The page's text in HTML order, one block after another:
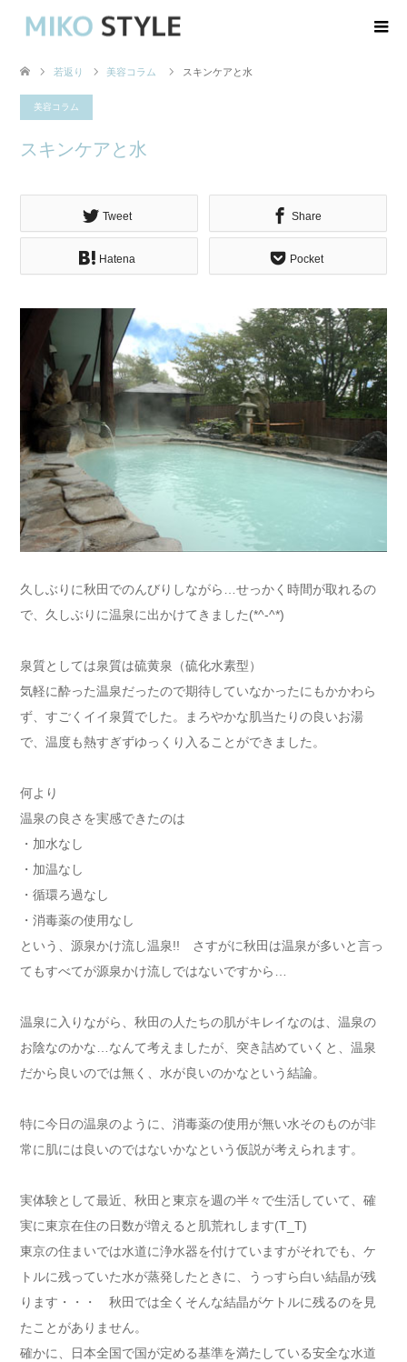
若返り 美容コラム スキンケアと水
美容コラム
スキンケアと水
Tweet Share
Hatena Pocket
久しぶりに秋田でのんびりしながら…せっかく時間が取れるの
で、久しぶりに温泉に出かけてきました(*^-^*)
泉質としては泉質は硫黄泉（硫化水素型）
気軽に酔った温泉だったので期待していなかったにもかかわら
ず、すごくイイ泉質でした。まろやかな肌当たりの良いお湯
で、温度も熱すぎずゆっくり入ることができました。
何より
温泉の良さを実感できたのは
・加水なし
・加温なし
・循環ろ過なし
・消毒薬の使用なし
という、源泉かけ流し温泉!! さすがに秋田は温泉が多いと言っ
てもすべてが源泉かけ流しではないですから…
温泉に入りながら、秋田の人たちの肌がキレイなのは、温泉の
お陰なのかな…なんて考えましたが、突き詰めていくと、温泉
だから良いのでは無く、水が良いのかなという結論。
特に今日の温泉のように、消毒薬の使用が無い水そのものが非
常に肌には良いのではないかなという仮説が考えられます。
実体験として最近、秋田と東京を週の半々で生活していて、確
実に東京在住の日数が増えると肌荒れします(T_T)
東京の住まいでは水道に浄水器を付けていますがそれでも、ケ
トルに残っていた水が蒸発したときに、うっすら白い結晶が残
ります・・・ 秋田では全くそんな結晶がケトルに残るのを見
たことがありません。
確かに、日本全国で国が定める基準を満たしている安全な水道